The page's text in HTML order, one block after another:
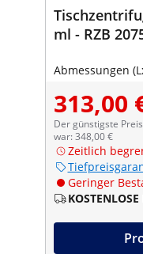
ml - RZB
Abmessungen
313,00
Der günstigste
war: 348,00 €
Zeitlich
Geringer